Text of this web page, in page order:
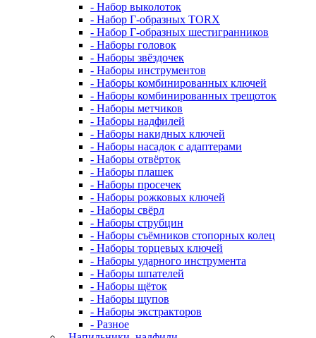
- Набор выколоток
- Набор Г-образных TORX
- Набор Г-образных шестигранников
- Наборы головок
- Наборы звёздочек
- Наборы инструментов
- Наборы комбинированных ключей
- Наборы комбинированных трещоток
- Наборы метчиков
- Наборы надфилей
- Наборы накидных ключей
- Наборы насадок с адаптерами
- Наборы отвёрток
- Наборы плашек
- Наборы просечек
- Наборы рожковых ключей
- Наборы свёрл
- Наборы струбцин
- Наборы съёмников стопорных колец
- Наборы торцевых ключей
- Наборы ударного инструмента
- Наборы шпателей
- Наборы щёток
- Наборы щупов
- Наборы экстракторов
- Разное